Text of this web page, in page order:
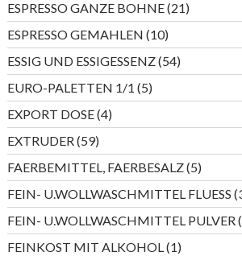
ESPRESSO GANZE BOHNE 2121
Produkte
ESPRESSO GEMAHLEN 1010
Produkte
ESSIG UND ESSIGESSENZ 5454
Produkte
EURO-PALETTEN 1/1 55
Produkte
EXPORT DOSE 44
Produkte
EXTRUDER 5959
Produkte
FAERBEMITTEL, FAERBESALZ 55
FEIN- U.WOLLWASCHMITTEL FLUESS
FEIN- U.WOLLWASCHMITTEL PULVER
FEINKOST MIT ALKOHOL 11